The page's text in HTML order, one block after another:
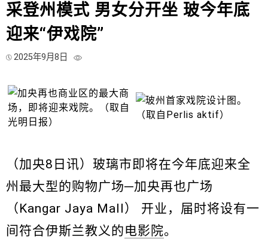
采登州模式 男女分开坐 玻今年底
迎来“伊戏院”
2025年9月8日
（加央8日讯）玻璃市即将在今年底迎来全
州最大型的购物广场─加央再也广场
（Kangar Jaya Mall） 开业，届时将设有一
间符合伊斯兰教义的电影院。